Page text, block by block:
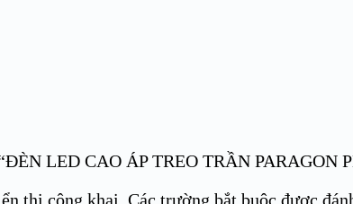
LED CAO ÁP TREO TRẦN PARAGON
thị công khai. Các trường bắt buộc được